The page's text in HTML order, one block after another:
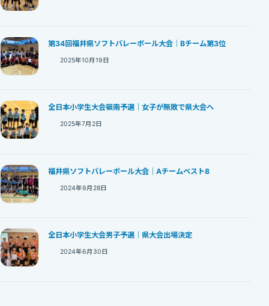
第34回福井県ソフトバレーボール大会｜Bチーム第3位
2025年10月19日
全日本小学生大会嶺南予選｜女子が無敗で県大会へ
2025年7月2日
福井県ソフトバレーボール大会｜Aチームベスト8
2024年9月28日
全日本小学生大会男子予選｜県大会出場決定
2024年6月30日